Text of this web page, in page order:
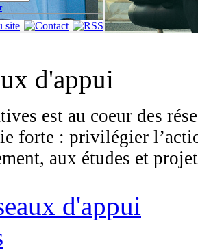
d'appui
est au coeur des
forte : privilégier
aux études et
d'appui